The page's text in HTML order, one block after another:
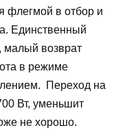
флегмой в отбор и
Единственный
малый возврат
в режиме
Переход на
Вт, уменьшит
не хорошо.